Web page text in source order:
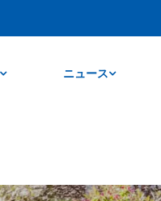
ニュース